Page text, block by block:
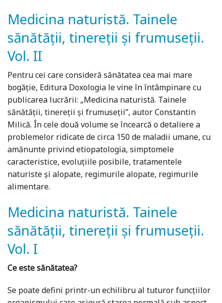
Medicina naturistă. Tainele
sănătății, tinereții și frumuseții.
Vol. II
Pentru cei care consideră sănătatea cea mai mare
bogăţie, Editura Doxologia le vine în întâmpinare cu
publicarea lucrării: „Medicina naturistă. Tainele
sănătăţii, tinereţii şi frumuseţii”, autor Constantin
Milică. În cele două volume se încearcă o detaliere a
problemelor ridicate de circa 150 de maladii umane, cu
amănunte privind etiopatologia, simptomele
caracteristice, evoluţiile posibile, tratamentele
naturiste şi alopate, regimurile alopate, regimurile
alimentare.
Medicina naturistă. Tainele
sănătății, tinereții și frumuseții.
Vol. I
Ce este sănătatea?
Se poate defini printr-un echilibru al tuturor funcţiilor